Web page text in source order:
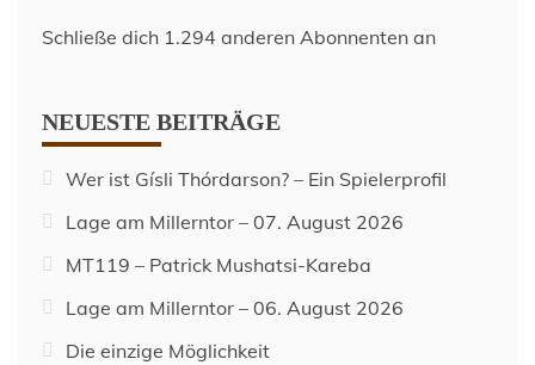
Schließe dich 1.294 anderen Abonnenten an
NEUESTE BEITRÄGE
Wer ist Gísli Thórdarson? – Ein Spielerprofil
Lage am Millerntor – 07. August 2026
MT119 – Patrick Mushatsi-Kareba
Lage am Millerntor – 06. August 2026
Die einzige Möglichkeit